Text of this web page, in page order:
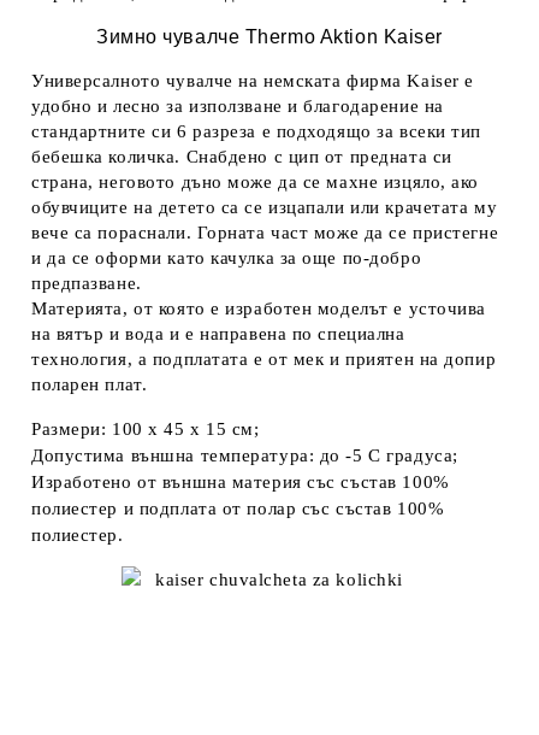
Зимно чувалче Thermo Aktion Kaiser
Универсалното чувалче на немската фирма Kaiser е
удобно и лесно за използване и благодарение на
стандартните си 6 разреза е подходящо за всеки тип
бебешка количка. Снабдено с цип от предната си
страна, неговото дъно може да се махне изцяло, ако
обувчиците на детето са се изцапали или крачетата му
вече са пораснали. Горната част може да се пристегне
и да се оформи като качулка за още по-добро
предпазване.
Материята, от която е изработен моделът е усточива
на вятър и вода и е направена по специална
технология, а подплатата е от мек и приятен на допир
поларен плат.
Размери: 100 х 45 х 15 см;
Допустима външна температура: до -5 С градуса;
Изработено от външна материя със състав 100%
полиестер и подплата от полар със състав 100%
полиестер.